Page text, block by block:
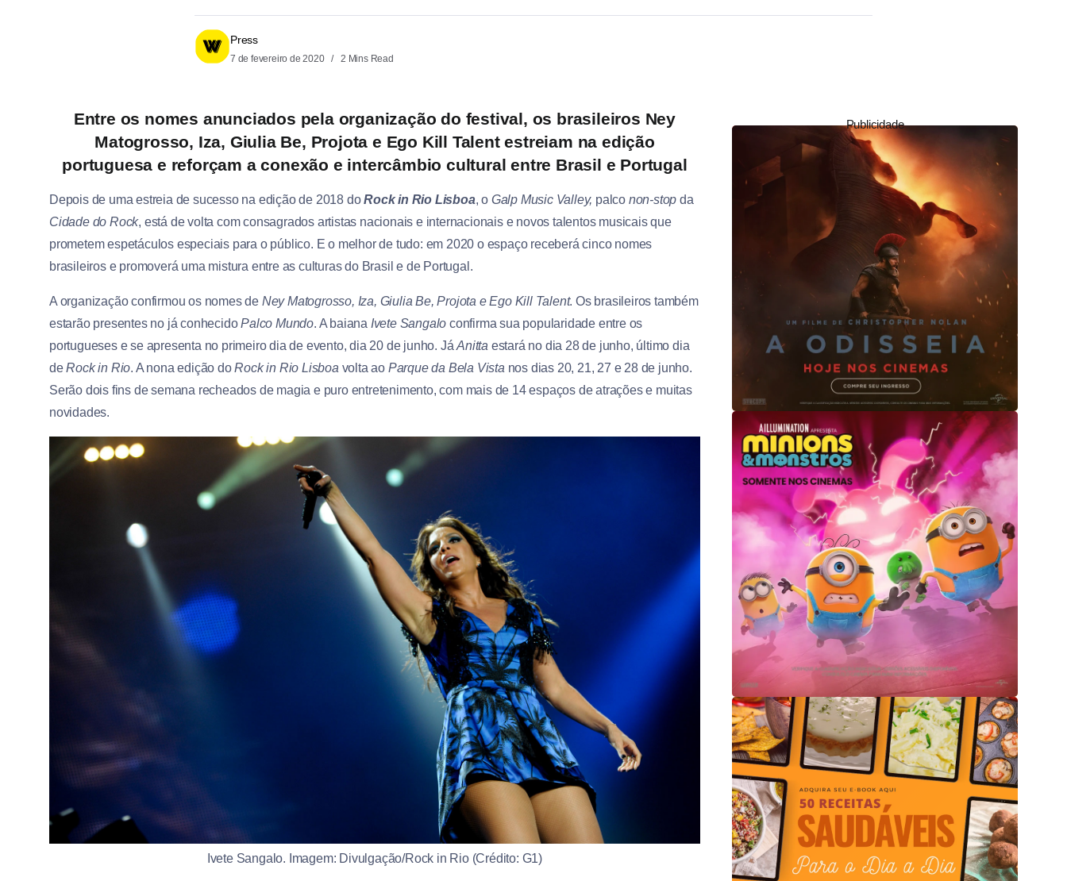
Press
7 de fevereiro de 2020 2 Mins Read
Entre os nomes anunciados pela organização do festival, os brasileiros Ney
Matogrosso, Iza, Giulia Be, Projota e Ego Kill Talent estreiam na edição
portuguesa e reforçam a conexão e intercâmbio cultural entre Brasil e Portugal
Depois de uma estreia de sucesso na edição de 2018 doRock in Rio Lisboa, o Galp Music Valley, palco non-stop da
Cidade do Rock, está de volta com consagrados artistas nacionais e internacionais e novos talentos musicais que
prometem espetáculos especiais para o público. E o melhor de tudo: em 2020 o espaço receberá cinco nomes
brasileiros e promoverá uma mistura entre as culturas do Brasil e de Portugal.
A organização confirmou os nomes de Ney Matogrosso, Iza, Giulia Be, Projota e Ego Kill Talent. Os brasileiros também
estarão presentes no já conhecidoPalco Mundo. A baiana Ivete Sangalo confirma sua popularidade entre os
portugueses e se apresenta no primeiro dia de evento, dia 20 de junho. JáAnitta estará no dia 28 de junho, último dia
deRock in Rio. A nona edição doRock in Rio Lisboa volta ao Parque da Bela Vista nos dias 20, 21, 27 e 28 de junho.
Serão dois fins de semana recheados de magia e puro entretenimento, com mais de 14 espaços de atrações e muitas
novidades.
Ivete Sangalo. Imagem: Divulgação/Rock in Rio (Crédito: G1)
Publicidade